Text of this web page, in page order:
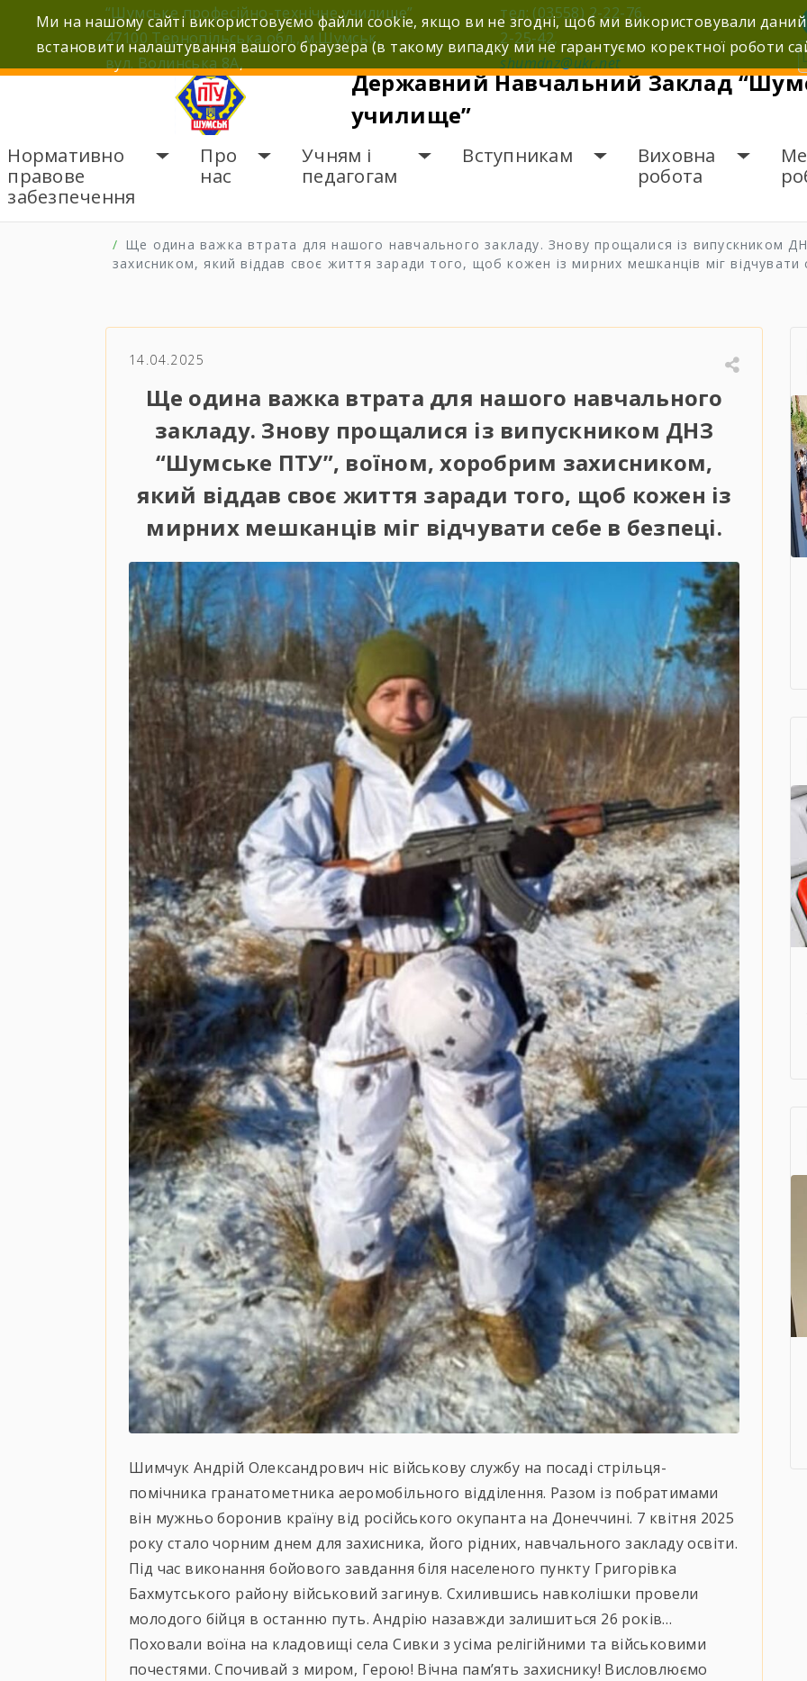
“Шумське професійно-технічне училище”
47100 Тернопільська обл., м.Шумськ,
вул. Волинська 8А,
тел: (03558) 2-22-76,
2-25-42,
shumdnz@ukr.net
Державний Навчальний Заклад
училище”
Нормативно
правове
забезпечення
Про
нас
Учням і
педагогам
Вступникам
Виховна
робота
Ще одина важка втрата для нашого навчального закладу. Знову прощалися із випускником
захисником, який віддав своє життя заради того, щоб кожен із мирних мешканців міг відчувати
14.04.2025
Ще одина важка втрата для нашого навчального
закладу. Знову прощалися із випускником ДНЗ
“Шумське ПТУ”, воїном, хоробрим захисником,
який віддав своє життя заради того, щоб кожен із
мирних мешканців міг відчувати себе в безпеці.
Шимчук Андрій Олександрович ніс військову службу на посаді стрільця-
помічника гранатометника аеромобільного відділення. Разом із побратимами
він мужньо боронив країну від російського окупанта на Донеччині. 7 квітня 2025
року стало чорним днем для захисника, його рідних, навчального закладу освіти.
Під час виконання бойового завдання біля населеного пункту Григорівка
Бахмутського району військовий загинув. Схилившись навколішки провели
молодого бійця в останню путь. Андрію назавжди залишиться 26 років…
Поховали воїна на кладовищі села Сивки з усіма релігійними та військовими
почестями. Спочивай з миром, Герою! Вічна памʼять захиснику! Висловлюємо
Ми на нашому сайті використовуємо файли cookie, якщо ви не згодні, щоб ми використовували
встановити налаштування вашого браузера (в такому випадку ми не гарантуємо коректної роботи